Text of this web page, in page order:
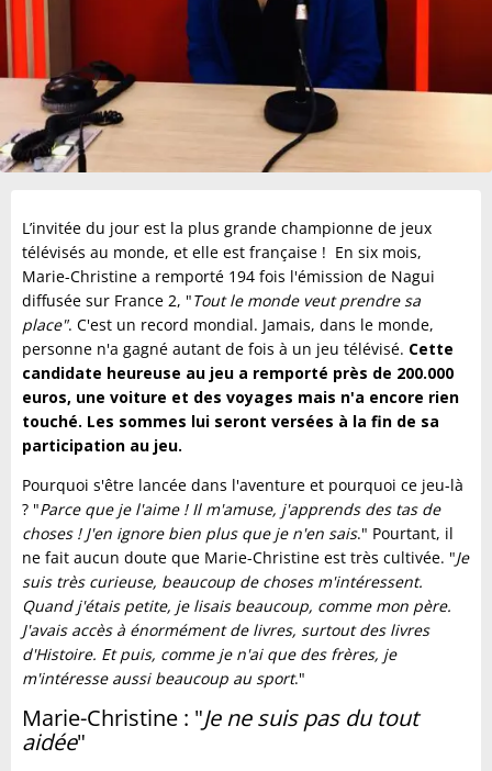
L’invitée du jour est la plus grande championne de jeux
télévisés au monde, et elle est française ! En six mois,
Marie-Christine a remporté 194 fois l'émission de Nagui
diffusée sur France 2, "Tout le monde veut prendre sa
place". C'est un record mondial. Jamais, dans le monde,
personne n'a gagné autant de fois à un jeu télévisé. Cette
candidate heureuse au jeu a remporté près de 200.000
euros, une voiture et des voyages mais n'a encore rien
touché. Les sommes lui seront versées à la fin de sa
participation au jeu.
Pourquoi s'être lancée dans l'aventure et pourquoi ce jeu-là
? "Parce que je l'aime ! Il m'amuse, j'apprends des tas de
choses ! J'en ignore bien plus que je n'en sais." Pourtant, il
ne fait aucun doute que Marie-Christine est très cultivée. "Je
suis très curieuse, beaucoup de choses m'intéressent.
Quand j'étais petite, je lisais beaucoup, comme mon père.
J'avais accès à énormément de livres, surtout des livres
d'Histoire. Et puis, comme je n'ai que des frères, je
m'intéresse aussi beaucoup au sport."
Marie-Christine : "Je ne suis pas du tout
aidée"